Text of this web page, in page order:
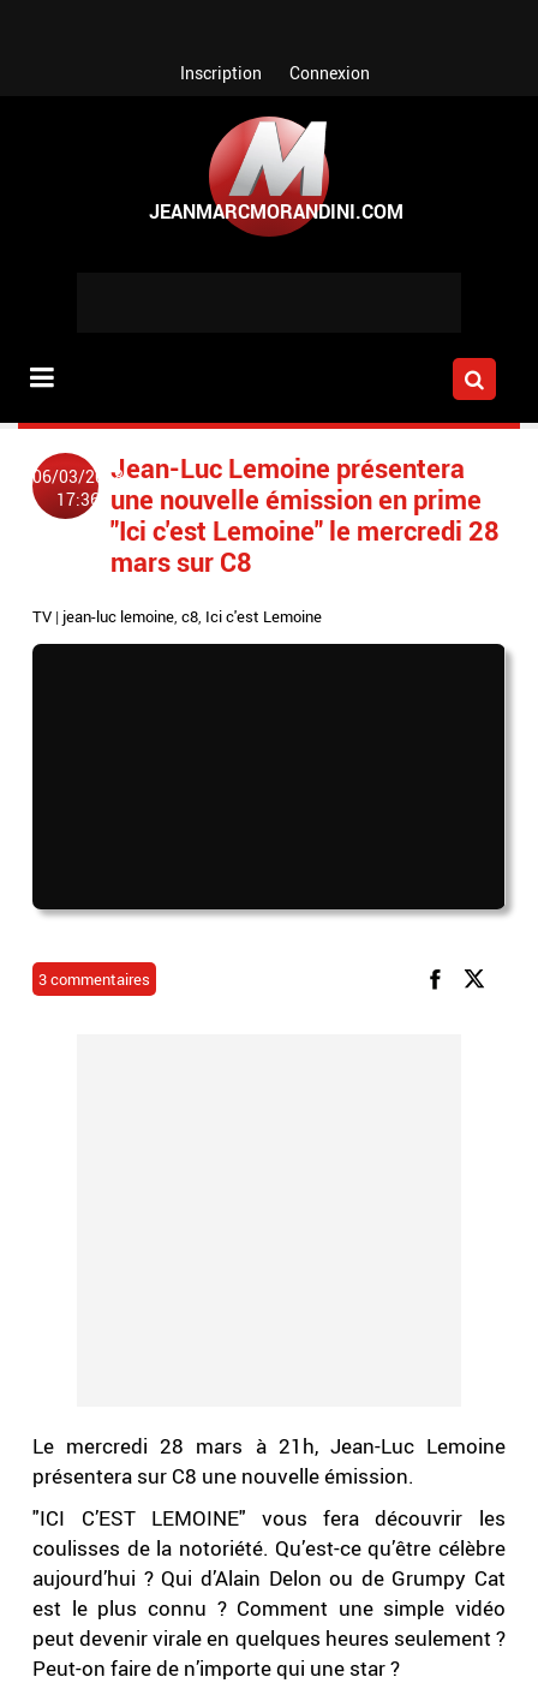
Inscription Connexion
06/03/2018
17:36
Jean-Luc Lemoine présentera
une nouvelle émission en prime
"Ici c'est Lemoine" le mercredi 28
mars sur C8
TV | jean-luc lemoine,c8, Ici c'est Lemoine
3 commentaires
Le mercredi 28 mars à 21h, Jean-Luc Lemoine
présentera sur C8 une nouvelle émission.
"ICI C’EST LEMOINE" vous fera découvrir les
coulisses de la notoriété. Qu’est-ce qu’être célèbre
aujourd’hui ? Qui d’Alain Delon ou de Grumpy Cat
est le plus connu ? Comment une simple vidéo
peut devenir virale en quelques heures seulement ?
Peut-on faire de n’importe qui une star ?